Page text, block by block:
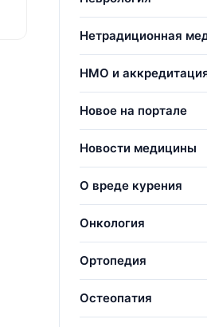
Нетрадиционная
НМО и
Новое на портале
Новости медицины
О вреде курения
Онкология
Ортопедия
Остеопатия